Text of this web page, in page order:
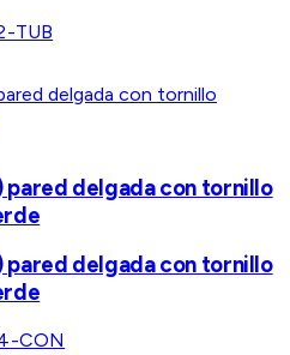
TUB
pared delgada con tornillo
pared delgada con tornillo
CON